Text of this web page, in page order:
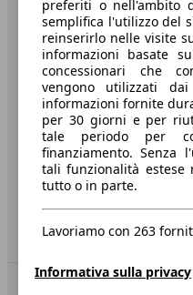
Stampa
Media
Condizioni generali
Informazioni
Privacy
Dichiarazione di
Servizi
Area rivenditori
preferiti o nell'ambito
semplifica l'utilizzo del
reinserirlo nelle visite
informazioni basate
concessionari che
vengono utilizzati
informazioni fornite
per 30 giorni e per
tale periodo per
finanziamento. Senza
tali funzionalità estese
tutto o in parte.
Lavoriamo con 263
Informativa sulla privacy